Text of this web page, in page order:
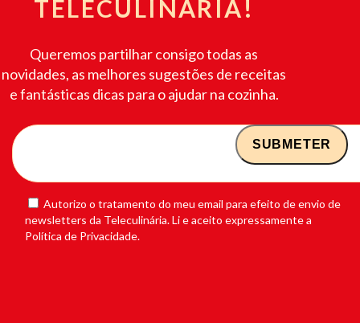
TELECULINÁRIA!
Queremos partilhar consigo todas as
novidades, as melhores sugestões de receitas
e fantásticas dicas para o ajudar na cozinha.
Autorizo o tratamento do meu email para efeito de envio de
newsletters da Teleculinária. Li e aceito expressamente a
Política de Privacidade.